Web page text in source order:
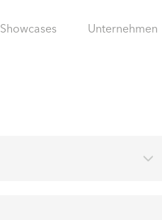
Showcases Unternehmen